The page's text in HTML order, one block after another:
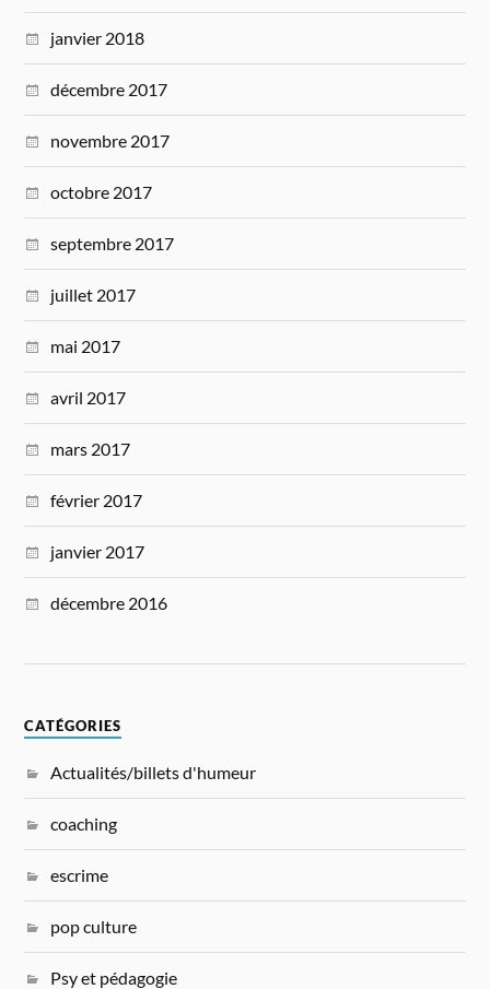
janvier 2018
décembre 2017
novembre 2017
octobre 2017
septembre 2017
juillet 2017
mai 2017
avril 2017
mars 2017
février 2017
janvier 2017
décembre 2016
CATÉGORIES
Actualités/billets d'humeur
coaching
escrime
pop culture
Psy et pédagogie